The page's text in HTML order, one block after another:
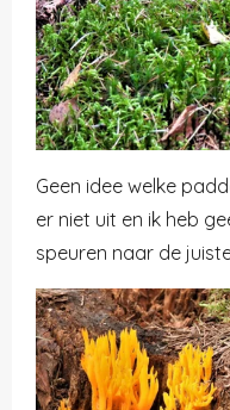
Geen idee welke
er niet uit en ik heb
speuren naar de